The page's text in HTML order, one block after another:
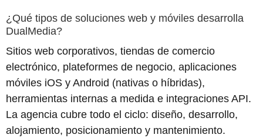
¿Qué tipos de soluciones web y móviles desarrolla
DualMedia?
Sitios web corporativos, tiendas de comercio
electrónico, plateformes de negocio, aplicaciones
móviles iOS y Android (nativas o híbridas),
herramientas internas a medida e integraciones API.
La agencia cubre todo el ciclo: diseño, desarrollo,
alojamiento, posicionamiento y mantenimiento.